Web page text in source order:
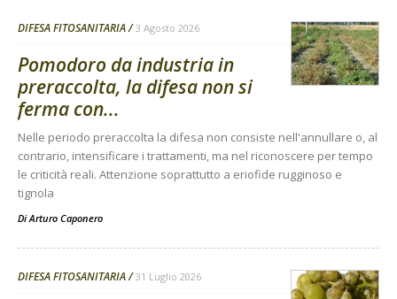
DIFESA FITOSANITARIA 3 Agosto 2026
Pomodoro da industria in
preraccolta, la difesa non si
ferma con...
Nelle periodo preraccolta la difesa non consiste nell'annullare o, al
contrario, intensificare i trattamenti, ma nel riconoscere per tempo
le criticità reali. Attenzione soprattutto a eriofide rugginoso e
tignola
Di Arturo Caponero
DIFESA FITOSANITARIA 31 Luglio 2026